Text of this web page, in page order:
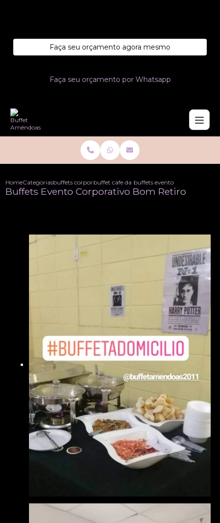
Faça seu orçamento agora mesmo
Faça seu orçamento por Whatsapp
HomeCategoriasbuffets corporativobuffet cafe da manha corporativo
buffets evento corporativo
Buffets Evento Corporativo Bom Retiro